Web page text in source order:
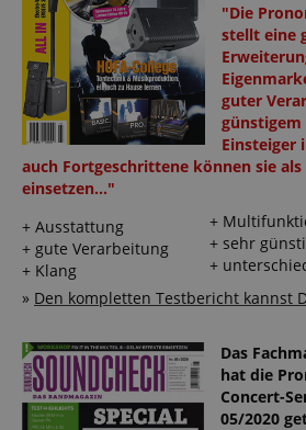
"Die
stellt eine
guter
günstigem
Einsteiger
auch Fortgeschrittene können sie
einsetzen..."
+ Ausstattung
+ gute Verarbeitung
+ Klang
+
+ sehr
+
» Den kompletten Testbericht kannst
Das
hat die
Concert-
05/2020